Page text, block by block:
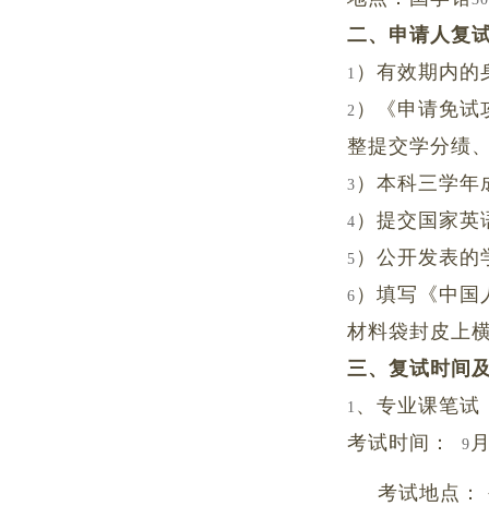
二、申请人复
1 ）有效期内
2 ）《申请免试
整提交学分绩
3 ）本科三学年
4 ）提交国家英
5 ）公开发表
6 ）填写《中国
材料袋封皮上
三、复试时间
1 、专业课笔试
考试时间：
9
考试地点：